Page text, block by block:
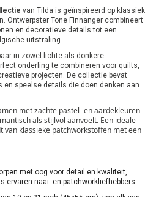
van Tilda is geïnspireerd op klassiek
Ontwerpster Tone Finnanger combineert
en decoratieve details tot een
uitstraling.
in zowel lichte als donkere
onderling te combineren voor quilts,
projecten. De collectie bevat
en speelse details die doen denken aan
met zachte pastel- en aardekleuren
als stijlvol aanvoelt. Een ideale
van klassieke patchworkstoffen met een
met oog voor detail en kwaliteit,
ervaren naai- en patchworkliefhebbers.